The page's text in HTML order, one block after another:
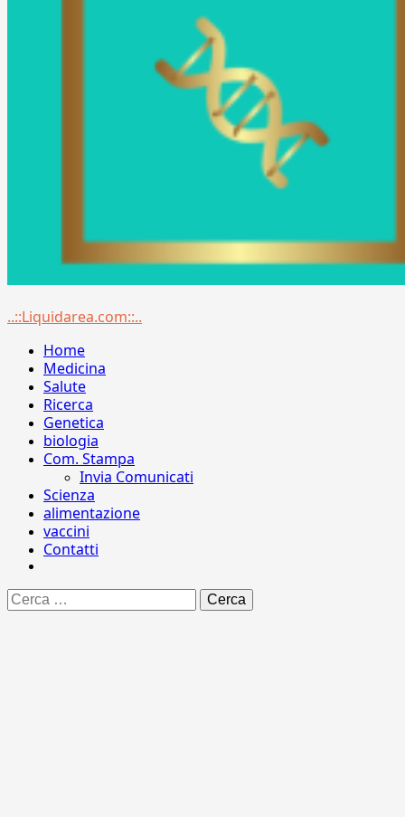
Menu
..::Liquidarea.com::..
Home
Medicina
Salute
Ricerca
Genetica
biologia
Com. Stampa
Invia Comunicati
Scienza
alimentazione
vaccini
Contatti
Ricerca
per: